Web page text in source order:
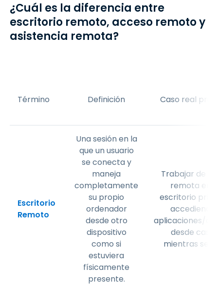
¿Cuál es la diferencia entre
escritorio remoto, acceso remoto y
asistencia remota?
Término Definición Caso real
Escritorio
Remoto
Una sesión en la
que un usuario
se conecta y
maneja
completamente
su propio
ordenador
desde otro
dispositivo
como si
estuviera
físicamente
presente.
Trabajar de
remota en
escritorio
accediendo
aplicaciones/
desde casa
mientras se